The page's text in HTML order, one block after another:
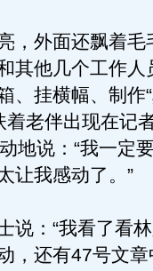
外面还飘着毛
其他几个工作人
、挂横幅、制作
老伴出现在记
地说：“我一定
让我感动了。”
：“我看了看林
，还有47号文